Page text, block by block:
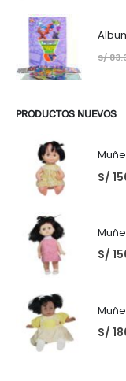
S/
PRODUCTOS NUEVOS
S/
S/
S/